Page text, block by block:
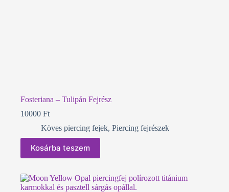
Fosteriana – Tulipán Fejrész
10000 Ft
Köves piercing fejek, Piercing fejrészek
Kosárba teszem